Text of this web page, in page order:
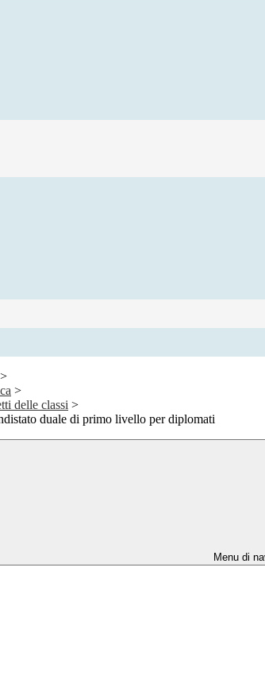
>
>
delle classi >
duale di primo livello per diplomati
Menu di